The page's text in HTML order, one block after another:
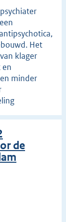
Het
klager
en
minder
de